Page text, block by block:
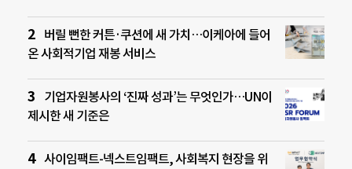
버릴 뻔한 커튼·쿠션에 새 가치…이케아에 들어
온 사회적기업 재봉 서비스
기업자원봉사의 ‘진짜 성과’는 무엇인가…UN이
제시한 새 기준은
사이임팩트-넥스트임팩트, 사회복지 현장을 위